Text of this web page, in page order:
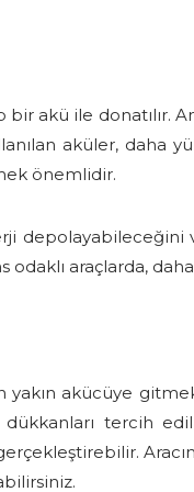
akü ile donatılır.
aküler, daha
önemlidir.
araçlarda,
yakın akücüye
tercih